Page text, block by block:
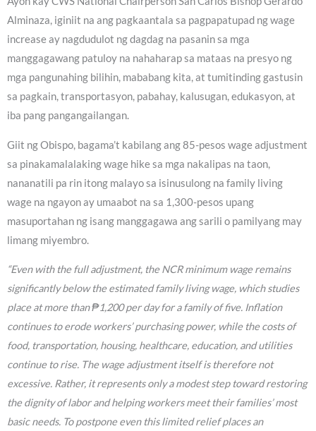
Alminaza, iginiit na ang pagkaantala sa pagpapatupad ng wage
increase ay nagdudulot ng dagdag na pasanin sa mga
manggagawang patuloy na nahaharap sa mataas na presyo ng
mga pangunahing bilihin, mababang kita, at tumitinding gastusin
sa pagkain, transportasyon, pabahay, kalusugan, edukasyon, at
iba pang pangangailangan.
Giit ng Obispo, bagama’t kabilang ang 85-pesos wage adjustment
sa pinakamalalaking wage hike sa mga nakalipas na taon,
nananatili pa rin itong malayo sa isinusulong na family living
wage na ngayon ay umaabot na sa 1,300-pesos upang
masuportahan ng isang manggagawa ang sarili o pamilyang may
limang miyembro.
“Even with the full adjustment, the NCR minimum wage remains
significantly below the estimated family living wage, which studies
place at more than ₱1,200 per day for a family of five. Inflation
continues to erode workers’ purchasing power, while the costs of
food, transportation, housing, healthcare, education, and utilities
continue to rise. The wage adjustment itself is therefore not
excessive. Rather, it represents only a modest step toward restoring
the dignity of labor and helping workers meet their families’ most
basic needs. To postpone even this limited relief places an